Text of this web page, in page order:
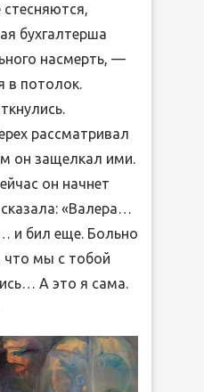
бухгалтерша
насмерть, —
в потолок.
рассматривал
он защелкал ими.
он начнет
«Валера…
и бил еще. Больно
мы с тобой
А это я сама.